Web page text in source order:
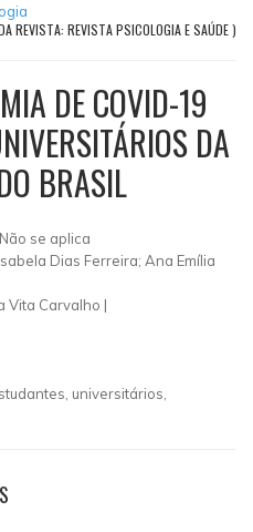
REVISTA: REVISTA PSICOLOGIA E SAÚDE )
DE COVID-19
DA
BRASIL
Não se aplica
Dias Ferreira; Ana Emília
Vita Carvalho |
universitários,